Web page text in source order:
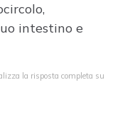
intestino e
la risposta completa su